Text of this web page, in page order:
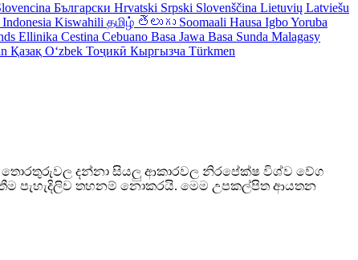
Български Hrvatski Srpski Slovenščina Lietuvių Latviešu
Kiswahili தமிழ் తెలుగు Soomaali Hausa IgboYoruba
Ellinika Cestina Cebuano Basa Jawa Basa Sunda Malagasy
Қазақ Oʻzbek Тоҷикӣ Кыргызча Türkmen
තොරතුරුවල දන්නා සියලු ආකාරවල නිරපේක්ෂ විශ්ව වේග
පැහැදිලිව තහනම් නොකරයි. මෙම උපකල්පිත ආයතන